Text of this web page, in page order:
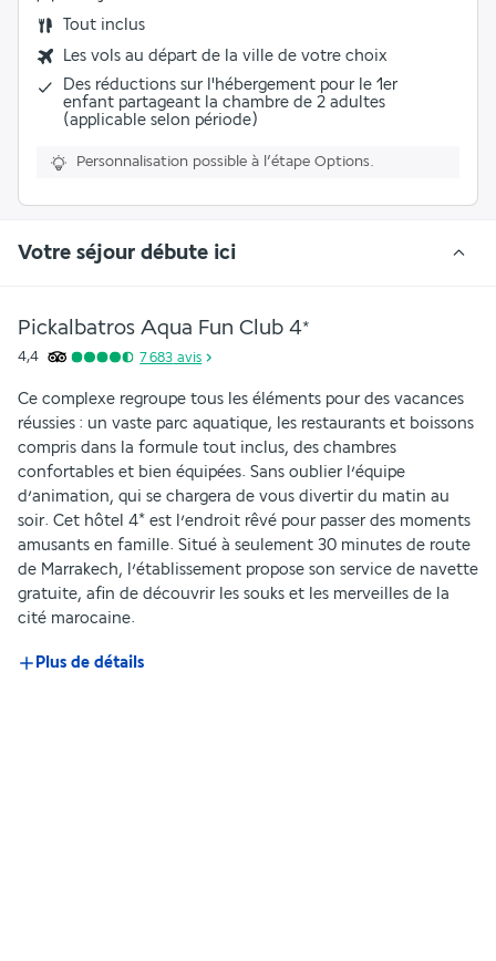
Tout inclus
Les vols au départ de la ville de votre choix
Des réductions sur l'hébergement pour le 1er
enfant partageant la chambre de 2 adultes
(applicable selon période)
Personnalisation possible à l’étape Options.
Votre séjour débute ici
Pickalbatros Aqua Fun Club 4*
4,4 7 683 avis
Ce complexe regroupe tous les éléments pour des vacances
réussies : un vaste parc aquatique, les restaurants et boissons
compris dans la formule tout inclus, des chambres
confortables et bien équipées. Sans oublier l’équipe
d’animation, qui se chargera de vous divertir du matin au
soir. Cet hôtel 4* est l’endroit rêvé pour passer des moments
amusants en famille. Situé à seulement 30 minutes de route
de Marrakech, l’établissement propose son service de navette
gratuite, afin de découvrir les souks et les merveilles de la
cité marocaine.
Plus de détails